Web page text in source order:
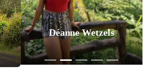
Déanne Wetzels